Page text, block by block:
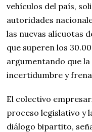
vehículos del país,
autoridades
las nuevas alícuotas
que superen los
argumentando que
incertidumbre y
El colectivo
proceso legislativo y
diálogo bipartito,